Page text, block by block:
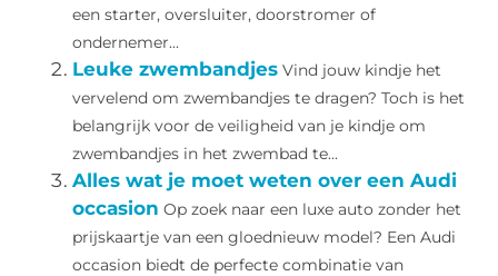
een starter, oversluiter, doorstromer of
ondernemer...
Leuke zwembandjes Vind jouw kindje het
vervelend om zwembandjes te dragen? Toch is het
belangrijk voor de veiligheid van je kindje om
zwembandjes in het zwembad te...
Alles wat je moet weten over een Audi
occasion Op zoek naar een luxe auto zonder het
prijskaartje van een gloednieuw model? Een Audi
occasion biedt de perfecte combinatie van